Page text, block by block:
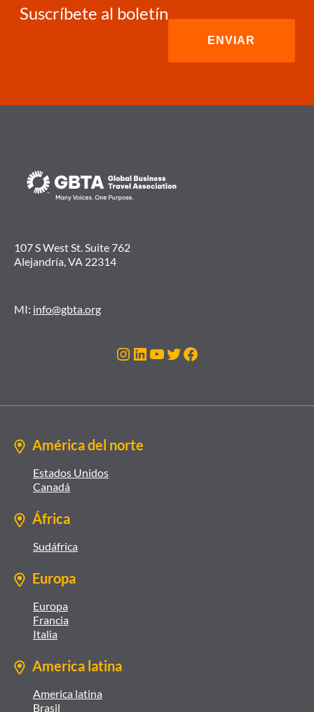
Suscríbete al boletín
107 S West St. Suite 762
Alejandría, VA 22314
MI: info@gbta.org
Instagram
LinkedIn
YouTube
Twitter
Facebook
América del norte
Estados Unidos
Canadá
África
Sudáfrica
Europa
Europa
Francia
Italia
America latina
America latina
Brasil